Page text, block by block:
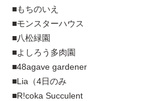
■もちのいえ
■モンスターハウス
■八松緑園
■よしろう多肉園
■48agave gardener
■Lia（4日のみ
■R!coka Succulent